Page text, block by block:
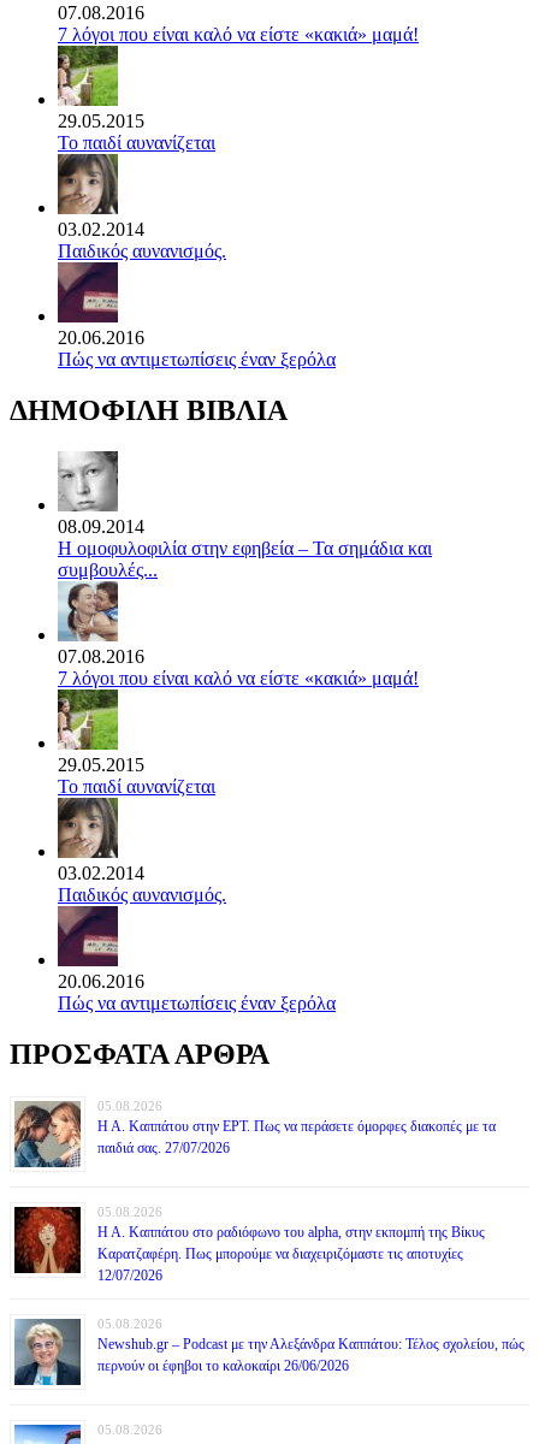
07.08.2016
7 λόγοι που είναι καλό να είστε «κακιά» μαμά!
29.05.2015
Το παιδί αυνανίζεται
03.02.2014
Παιδικός αυνανισμός.
20.06.2016
Πώς να αντιμετωπίσεις έναν ξερόλα
ΔΗΜΟΦΙΛΗ ΒΙΒΛΙΑ
08.09.2014
Η ομοφυλοφιλία στην εφηβεία – Τα σημάδια και
συμβουλές...
07.08.2016
7 λόγοι που είναι καλό να είστε «κακιά» μαμά!
29.05.2015
Το παιδί αυνανίζεται
03.02.2014
Παιδικός αυνανισμός.
20.06.2016
Πώς να αντιμετωπίσεις έναν ξερόλα
ΠΡΟΣΦΑΤΑ ΑΡΘΡΑ
05.08.2026
Η Α. Καππάτου στην ΕΡΤ. Πως να περάσετε όμορφες διακοπές με τα
παιδιά σας. 27/07/2026
05.08.2026
Η Α. Καππάτου στο ραδιόφωνο του alpha, στην εκπομπή της Βίκυς
Καρατζαφέρη. Πως μπορούμε να διαχειριζόμαστε τις αποτυχίες
12/07/2026
05.08.2026
Newshub.gr – Podcast με την Αλεξάνδρα Καππάτου: Τέλος σχολείου, πώς
περνούν οι έφηβοι το καλοκαίρι 26/06/2026
05.08.2026